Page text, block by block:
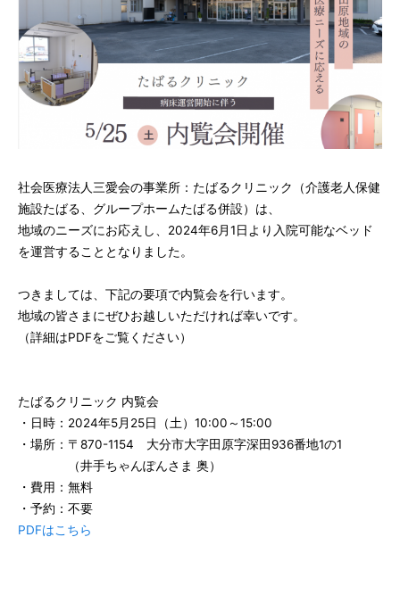
社会医療法人三愛会の事業所：たばるクリニック（介護老人保健
施設たばる、グループホームたばる併設）は、
地域のニーズにお応えし、2024年6月1日より入院可能なベッド
を運営することとなりました。
つきましては、下記の要項で内覧会を行います。
地域の皆さまにぜひお越しいただければ幸いです。
（詳細はPDFをご覧ください）
たばるクリニック 内覧会
・日時：2024年5月25日（土）10:00～15:00
・場所：〒870-1154 大分市大字田原字深田936番地1の1
（井手ちゃんぽんさま 奥）
・費用：無料
・予約：不要
PDFはこちら